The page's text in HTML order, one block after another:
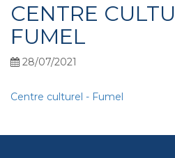
CENTRE
FUMEL
28/07/2021
Centre culturel - Fumel